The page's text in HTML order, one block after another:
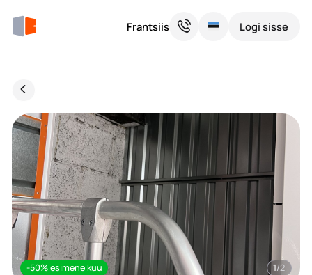
Frantsiis Logi sisse
-50% esimene kuu 1/2